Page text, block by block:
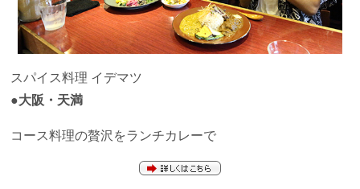
スパイス料理 イデマツ
●大阪・天満
コース料理の贅沢をランチカレーで